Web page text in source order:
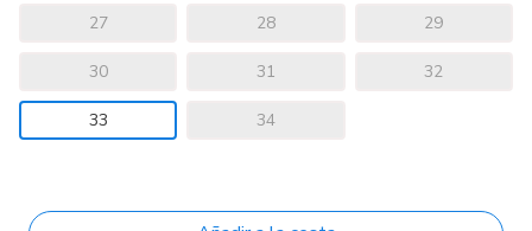
27 28 29
30 31 32
33 34